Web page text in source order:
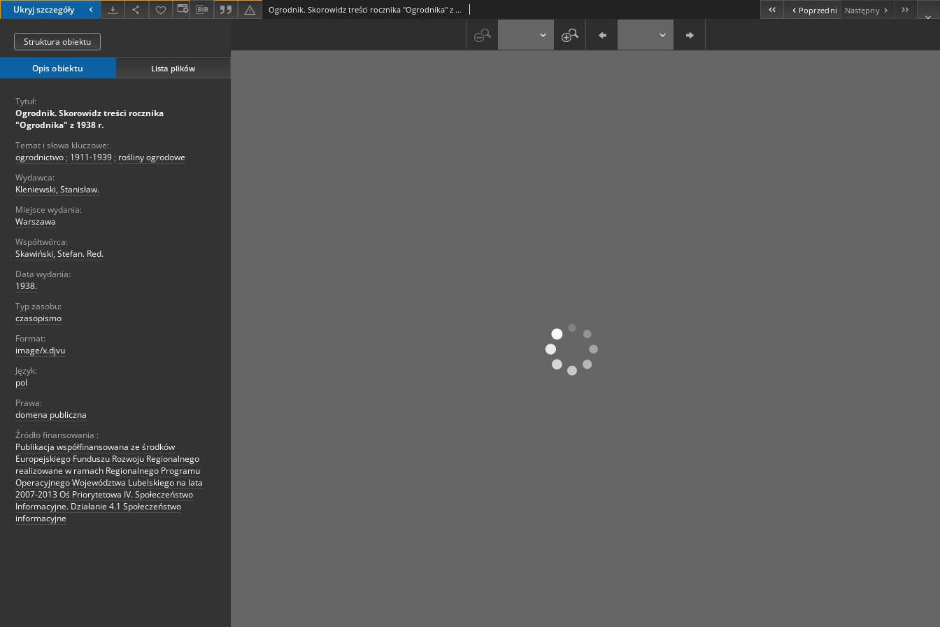
Ukryj szczegóły Ogrodnik. Skorowidz treści rocznika "Ogrodnika" z 1938 r. Poprzedni Następny
Struktura obiektu
Opis obiektu Lista plików
Tytuł:
Ogrodnik. Skorowidz treści rocznika
"Ogrodnika" z 1938 r.
Temat i słowa kluczowe:
ogrodnictwo ; 1911-1939 ; rośliny ogrodowe
Wydawca:
Kleniewski, Stanisław.
Miejsce wydania:
Warszawa
Współtwórca:
Skawiński, Stefan. Red.
Data wydania:
1938.
Typ zasobu:
czasopismo
Format:
image/x.djvu
Język:
pol
Prawa:
domena publiczna
Źródło finansowania :
Publikacja współfinansowana ze środków
Europejskiego Funduszu Rozwoju Regionalnego
realizowane w ramach Regionalnego Programu
Operacyjnego Województwa Lubelskiego na lata
2007-2013 Oś Priorytetowa IV. Społeczeństwo
Informacyjne. Działanie 4.1 Społeczeństwo
informacyjne